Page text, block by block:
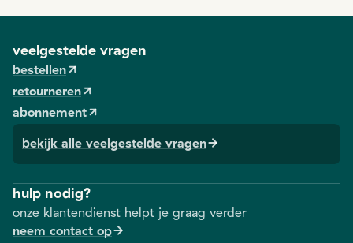
veelgestelde vragen
bestellen
retourneren
abonnement
bekijk alle veelgestelde vragen
hulp nodig?
onze klantendienst helpt je graag verder
neem contact op